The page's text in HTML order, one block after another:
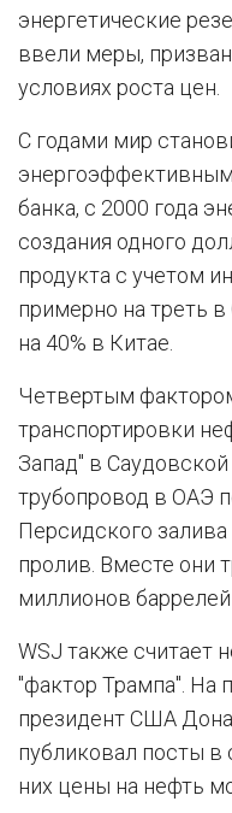
энергетические
ввели меры,
условиях роста цен.
С годами мир
банка, с 2000 года
создания одного
продукта с учетом
примерно на треть
на 40% в Китае.
Четвертым
транспортировки
Запад" в
трубопровод в ОАЭ
Персидского
пролив. Вместе они
миллионов
WSJ также считает
"фактор Трампа". На
президент США
публиковал посты в
них цены на нефть